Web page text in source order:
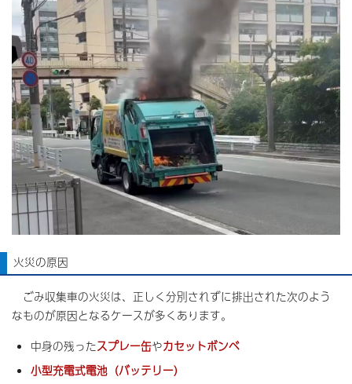
火災の原因
ごみ収集車の火災は、正しく分別されずに排出された次のよう
なものが原因となるケースが多くあります。
中身の残ったスプレー缶やカセットボンベ
小型充電式電池（バッテリー）